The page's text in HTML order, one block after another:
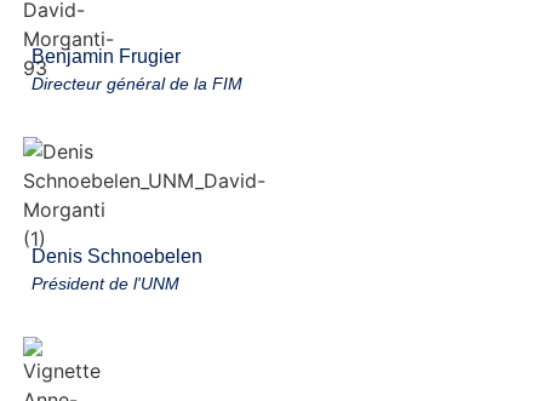
Benjamin Frugier
Directeur général de la FIM
Denis Schnoebelen
Président de l'UNM